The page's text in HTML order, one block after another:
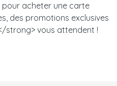
pour acheter une carte
des promotions exclusives
strong> vous attendent !